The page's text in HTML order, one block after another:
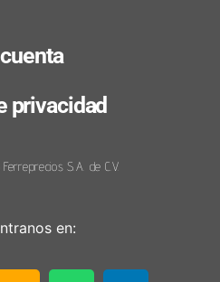
privacidad
S.A. de C.V.
en: